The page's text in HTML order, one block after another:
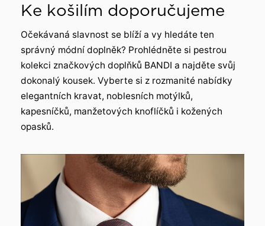
Ke košilím doporučujeme
Očekávaná slavnost se blíží a vy hledáte ten
správný módní doplněk? Prohlédněte si pestrou
kolekci značkových doplňků BANDI a najděte svůj
dokonalý kousek. Vyberte si z rozmanité nabídky
elegantních kravat, noblesních motýlků,
kapesníčků, manžetových knoflíčků i kožených
opasků.